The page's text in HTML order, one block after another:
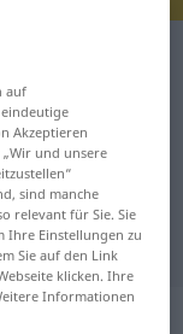
Verb
auf
Akzeptieren
und unsere
sind manche
relevant für Sie. Sie
Ihre Einstellungen zu
Sie auf den Link
klicken. Ihre
Informationen